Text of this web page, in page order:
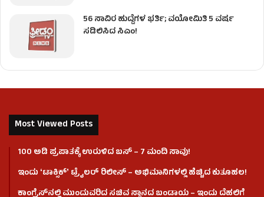
56 ಸಾವಿರ ಹುದ್ದೆಗಳ ಭರ್ತಿ; ವಯೋಮಿತಿ 5 ವರ್ಷ
ಸಡಿಲಿಸಿದ ಸಿಎಂ!
Most Viewed Posts
100 ಅಡಿ ಪ್ರಪಾತಕ್ಕೆ ಉರುಳಿದ ಬಸ್‌ – 7 ಮಂದಿ ಸಾವು!
ಇಂದು ʻಟಾಕ್ಸಿಕ್ʼ ಟ್ರೈಲರ್ ರಿಲೀಸ್‌ – ಅಭಿಮಾನಿಗಳಲ್ಲಿ ಹೆಚ್ಚಿದ ಕುತೂಹಲ!
ಕಾಂಗ್ರೆಸ್​ನಲ್ಲಿ ಮುಂದುವರಿದ ಸಚಿವ ಸ್ಥಾನದ ಬಂಡಾಯ – ಇಂದು ದೆಹಲಿಗೆ